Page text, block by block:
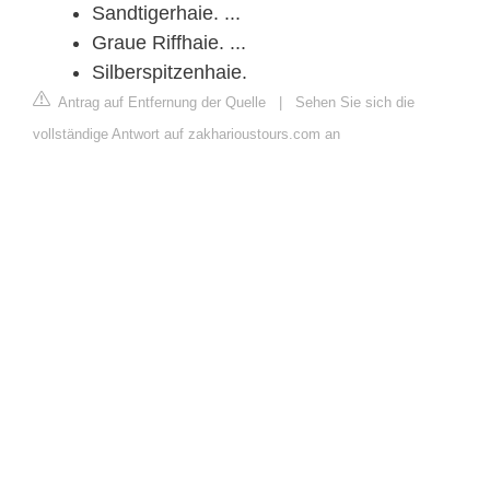
Sandtigerhaie. ...
Graue Riffhaie. ...
Silberspitzenhaie.
Antrag auf Entfernung der Quelle | Sehen Sie sich die
vollständige Antwort auf zakharioustours.com an